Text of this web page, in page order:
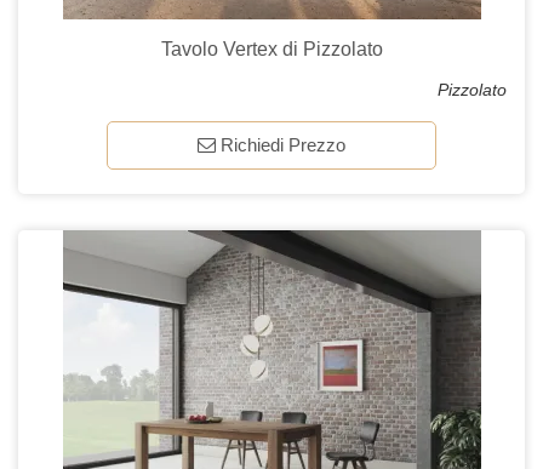
Tavolo Vertex di Pizzolato
Pizzolato
Richiedi Prezzo